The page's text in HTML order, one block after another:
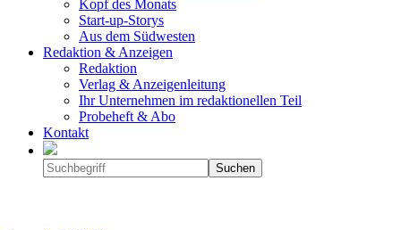
Kopf des Monats
Start-up-Storys
Aus dem Südwesten
Redaktion & Anzeigen
Redaktion
Verlag & Anzeigenleitung
Ihr Unternehmen im redaktionellen Teil
Probeheft & Abo
Kontakt